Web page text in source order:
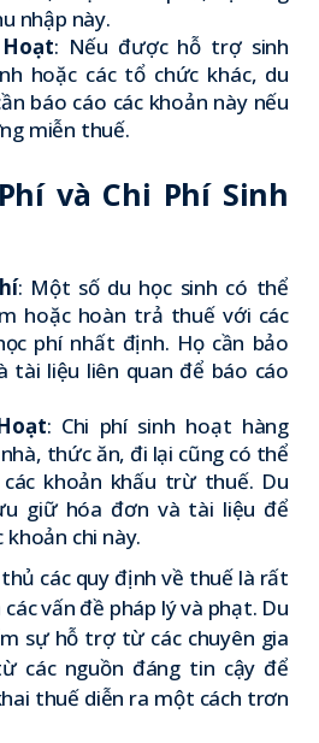
nhập này.
: Nếu được hỗ trợ sinh
hoặc các tổ chức khác, du
báo cáo các khoản này nếu
miễn thuế.
và Chi Phí Sinh
: Một số du học sinh có thể
hoặc hoàn trả thuế với các
phí nhất định. Họ cần bảo
tài liệu liên quan để báo cáo
: Chi phí sinh hoạt hàng
thức ăn, đi lại cũng có thể
khoản khấu trừ thuế. Du
giữ hóa đơn và tài liệu để
khoản chi này.
các quy định về thuế là rất
vấn đề pháp lý và phạt. Du
sự hỗ trợ từ các chuyên gia
các nguồn đáng tin cậy để
thuế diễn ra một cách trơn